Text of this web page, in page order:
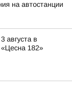
на автостанции
августа в
«Цесна 182»